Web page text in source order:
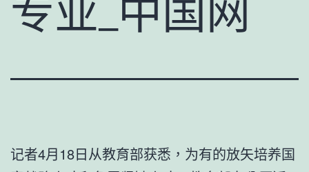
专业_中国网
记者4月18日从教育部获悉，为有的放矢培养国